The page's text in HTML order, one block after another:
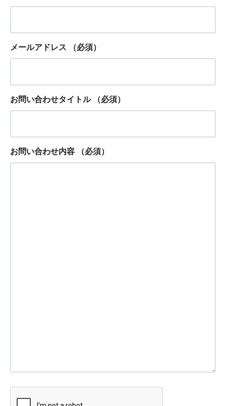
メールアドレス （必須）
お問い合わせタイトル （必須）
お問い合わせ内容 （必須）